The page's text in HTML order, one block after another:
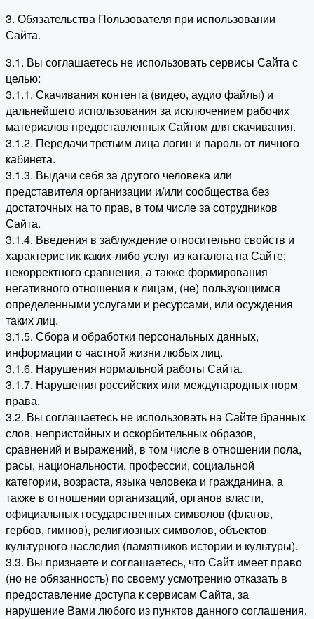
3. Обязательства Пользователя при использовании
Сайта.
3.1. Вы соглашаетесь не использовать сервисы Сайта с
целью:
3.1.1. Скачивания контента (видео, аудио файлы) и
дальнейшего использования за исключением рабочих
материалов предоставленных Сайтом для скачивания.
3.1.2. Передачи третьим лица логин и пароль от личного
кабинета.
3.1.3. Выдачи себя за другого человека или
представителя организации и/или сообщества без
достаточных на то прав, в том числе за сотрудников
Сайта.
3.1.4. Введения в заблуждение относительно свойств и
характеристик каких-либо услуг из каталога на Сайте;
некорректного сравнения, а также формирования
негативного отношения к лицам, (не) пользующимся
определенными услугами и ресурсами, или осуждения
таких лиц.
3.1.5. Сбора и обработки персональных данных,
информации о частной жизни любых лиц.
3.1.6. Нарушения нормальной работы Сайта.
3.1.7. Нарушения российских или международных норм
права.
3.2. Вы соглашаетесь не использовать на Сайте бранных
слов, непристойных и оскорбительных образов,
сравнений и выражений, в том числе в отношении пола,
расы, национальности, профессии, социальной
категории, возраста, языка человека и гражданина, а
также в отношении организаций, органов власти,
официальных государственных символов (флагов,
гербов, гимнов), религиозных символов, объектов
культурного наследия (памятников истории и культуры).
3.3. Вы признаете и соглашаетесь, что Сайт имеет право
(но не обязанность) по своему усмотрению отказать в
предоставление доступа к сервисам Сайта, за
нарушение Вами любого из пунктов данного соглашения.